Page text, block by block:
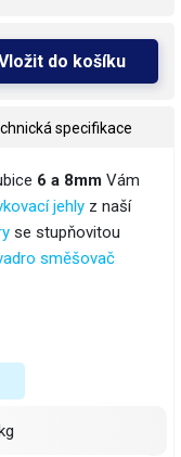
do košíku
specifikace
6 a 8mm Vám
jehly z naší
se stupňovitou
směšovač